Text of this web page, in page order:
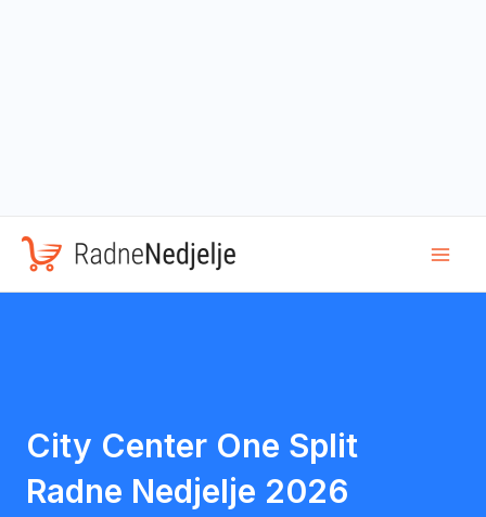
City Center One Split
Radne Nedjelje 2026